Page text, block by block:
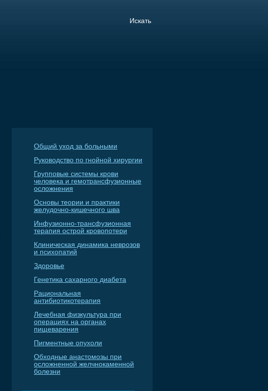
Общий уход за больными
Руководство по гнойной хирургии
Групповые системы крови
человека и гемотрансфузионные
осложнения
Основы теории и практики
желудочно-кишечного шва
Инфузионно-трансфузионная
терапия острой кровопотери
Клиническая динамика неврозов
и психопатий
Здоровье
Генетика сахарного диабета
Рациональная
антибиотикотерапия
Лечебная физкультура при
операциях на органах
пищеварения
Пигментные опухоли
Обходные анастомозы при
осложненной желчнокаменной
болезни